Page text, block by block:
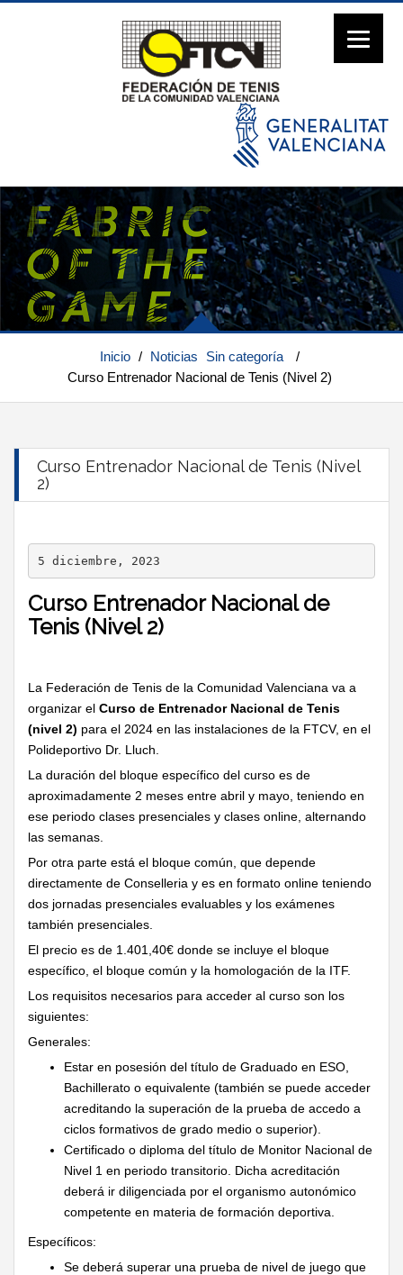
Inicio / Noticias Sin categoría
/
Curso Entrenador Nacional de Tenis (Nivel 2)
Curso Entrenador Nacional de Tenis (Nivel
2)
5 diciembre, 2023
Curso Entrenador Nacional de
Tenis (Nivel 2)
La Federación de Tenis de la Comunidad Valenciana va a
organizar el Curso de Entrenador Nacional de Tenis
(nivel 2) para el 2024 en las instalaciones de la FTCV, en el
Polideportivo Dr. Lluch.
La duración del bloque específico del curso es de
aproximadamente 2 meses entre abril y mayo, teniendo en
ese periodo clases presenciales y clases online, alternando
las semanas.
Por otra parte está el bloque común, que depende
directamente de Conselleria y es en formato online teniendo
dos jornadas presenciales evaluables y los exámenes
también presenciales.
El precio es de 1.401,40€ donde se incluye el bloque
específico, el bloque común y la homologación de la ITF.
Los requisitos necesarios para acceder al curso son los
siguientes:
Generales:
Estar en posesión del título de Graduado en ESO,
Bachillerato o equivalente (también se puede acceder
acreditando la superación de la prueba de accedo a
ciclos formativos de grado medio o superior).
Certificado o diploma del título de Monitor Nacional de
Nivel 1 en periodo transitorio. Dicha acreditación
deberá ir diligenciada por el organismo autonómico
competente en materia de formación deportiva.
Específicos:
Se deberá superar una prueba de nivel de juego que